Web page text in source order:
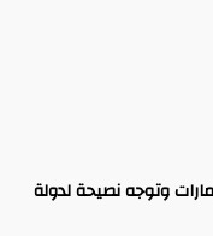
وتوجه نصيحة لدولة